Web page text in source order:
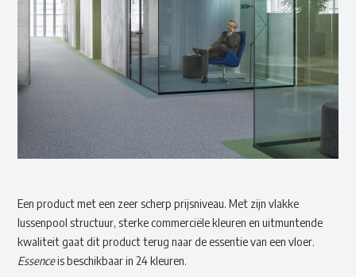
Een product met een zeer scherp prijsniveau. Met zijn vlakke
lussenpool structuur, sterke commerciële kleuren en uitmuntende
kwaliteit gaat dit product terug naar de essentie van een vloer.
Essenceis beschikbaar in 24 kleuren.